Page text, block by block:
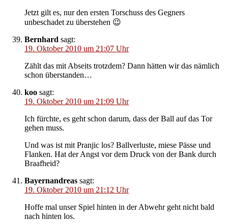
Jetzt gilt es, nur den ersten Torschuss des Gegners
unbeschadet zu überstehen 😉
Bernhard sagt:
19. Oktober 2010 um 21:07 Uhr
Zählt das mit Abseits trotzdem? Dann hätten wir das nämlich
schon überstanden…
koo sagt:
19. Oktober 2010 um 21:09 Uhr
Ich fürchte, es geht schon darum, dass der Ball auf das Tor
gehen muss.
Und was ist mit Pranjic los? Ballverluste, miese Pässe und
Flanken. Hat der Angst vor dem Druck von der Bank durch
Braafheid?
Bayernandreas sagt:
19. Oktober 2010 um 21:12 Uhr
Hoffe mal unser Spiel hinten in der Abwehr geht nicht bald
nach hinten los.